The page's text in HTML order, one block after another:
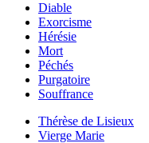
Diable
Exorcisme
Hérésie
Mort
Péchés
Purgatoire
Souffrance
Thérèse de Lisieux
Vierge Marie